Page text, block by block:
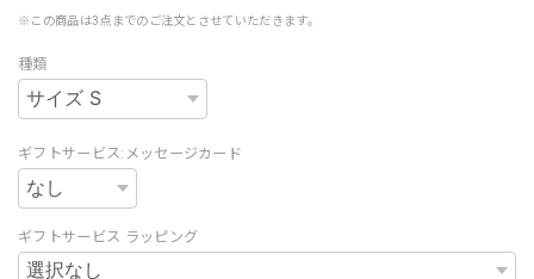
※この商品は3点までのご注文とさせていただきます。
種類
ギフトサービス:メッセージカード
ギフトサービス ラッピング